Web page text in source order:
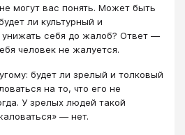
могут вас понять. Может быть
ли культурный и
себя до жалоб? Ответ —
человек не жалуется.
будет ли зрелый и толковый
на то, что его не
У зрелых людей такой
— нет.